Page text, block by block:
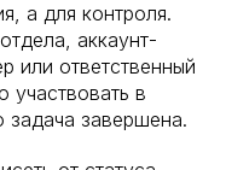
а для контроля.
аккаунт-
или ответственный
участвовать в
задача завершена.